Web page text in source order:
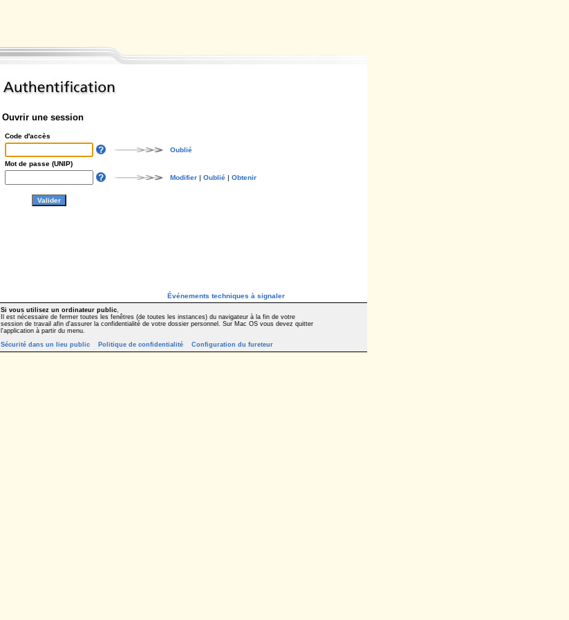
Ouvrir une session
Code d'accès
Oublié
Mot de passe (UNIP)
Modifier | Oublié | Obtenir
Événements techniques à signaler
Si vous utilisez un ordinateur public,
Il est nécessaire de fermer toutes les fenêtres (de toutes les instances) du navigateur à la fin de votre
session de travail afin d'assurer la confidentialité de votre dossier personnel. Sur Mac OS vous devez quitter
l'application à partir du menu.
Sécurité dans un lieu public
Politique de confidentialité Configuration du fureteur